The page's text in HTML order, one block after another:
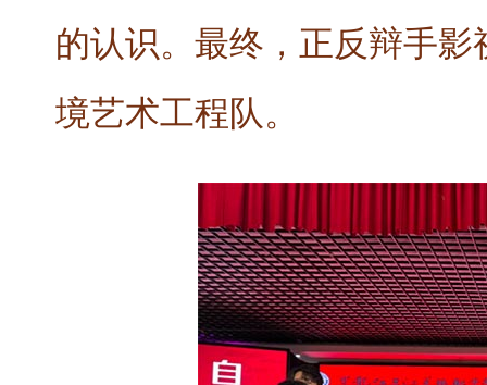
的认识。最终，正反辩手影
境艺术工程队。